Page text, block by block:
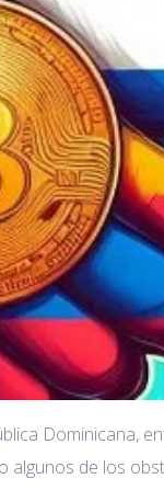
Dominicana,
de los